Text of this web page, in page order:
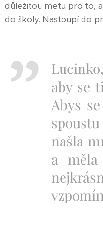
důležitou metu pro to,
do školy. Nastoupí do
aby se
Abys
našla
a